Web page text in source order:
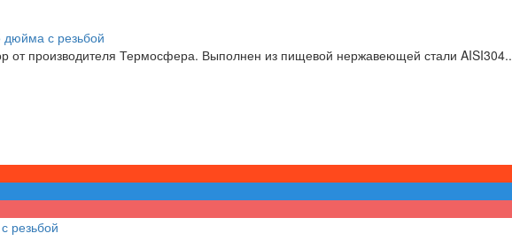
с резьбой
от производителя Термосфера. Выполнен из пищевой нержавеющей стали AISI304..